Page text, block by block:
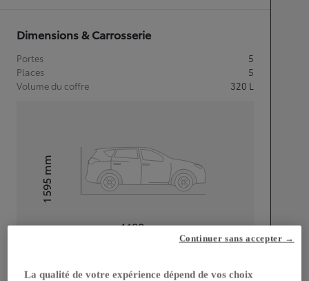
Dimensions & Carrosserie
Portes
5
Places
5
Volume du coffre
320 L
4 180mm
Hauteur1 595
mm
La qualité de votre expérience dépend de vos choix
Continuer sans accepter →